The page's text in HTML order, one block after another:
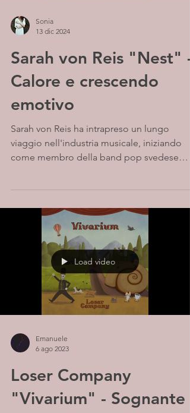
Sonia
13 dic 2024
Sarah von Reis "Nest" -
Calore e crescendo
emotivo
Sarah von Reis ha intrapreso un lungo
viaggio nell'industria musicale, iniziando
come membro della band pop svedese
Load video
Emanuele
6 ago 2023
Loser Company
"Vivarium" - Sognante e